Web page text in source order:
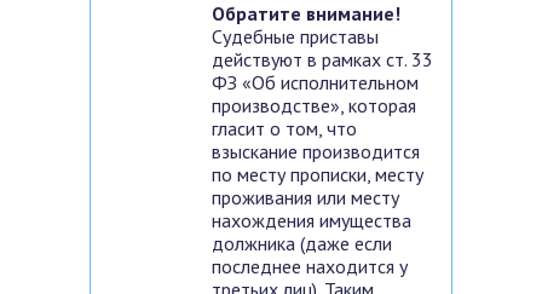
Обратите внимание!
Судебные приставы
действуют в рамках ст. 33
ФЗ «Об исполнительном
производстве», которая
гласит о том, что
взыскание производится
по месту прописки, месту
проживания или месту
нахождения имущества
должника (даже если
последнее находится у
третьих лиц). Таким